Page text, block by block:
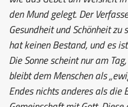
den Mund gelegt. Der
Gesundheit und Schönheit
hat keinen Bestand, und es
Die Sonne scheint nur am
bleibt dem Menschen als
Endes nichts anderes als die